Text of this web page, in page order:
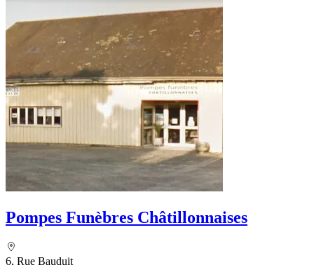
Pompes Funèbres Châtillonnaises
6, Rue Bauduit